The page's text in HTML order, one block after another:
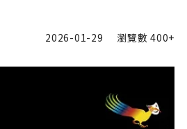
2026-01-29 瀏覽數400+